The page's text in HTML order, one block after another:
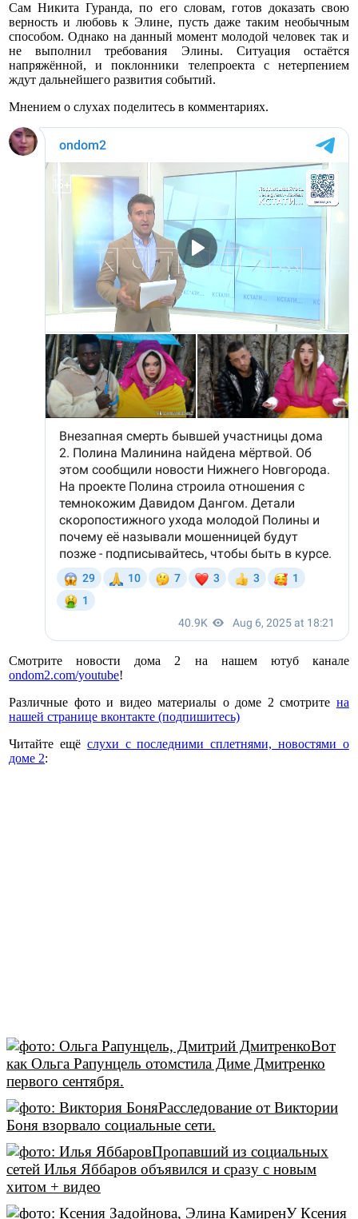
Сам Никита Гуранда, по его словам, готов доказать свою
верность и любовь к Элине, пусть даже таким необычным
способом. Однако на данный момент молодой человек так и
не выполнил требования Элины. Ситуация остаётся
напряжённой, и поклонники телепроекта с нетерпением
ждут дальнейшего развития событий.
Мнением о слухах поделитесь в комментариях.
Смотрите новости дома 2 на нашем ютуб канале
ondom2.com/youtube!
Различные фото и видео материалы о доме 2 смотрите на
нашей странице вконтакте (подпишитесь)
Читайте ещё слухи с последними сплетнями, новостями о
доме 2:
Вот
как Ольга Рапунцель отомстила Диме Дмитренко
первого сентября.
Расследование от Виктории
Боня взорвало социальные сети.
Пропавший из социальных
сетей Илья Яббаров объявился и сразу с новым
хитом + видео
У Ксения